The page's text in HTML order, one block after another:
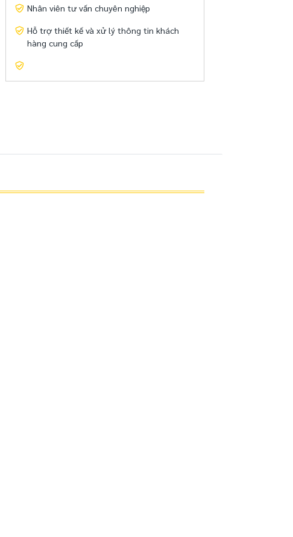
Nhân viên tư vấn chuyên nghiệp
Hỗ trợ thiết kế và xử lý thông tin khách
hàng cung cấp